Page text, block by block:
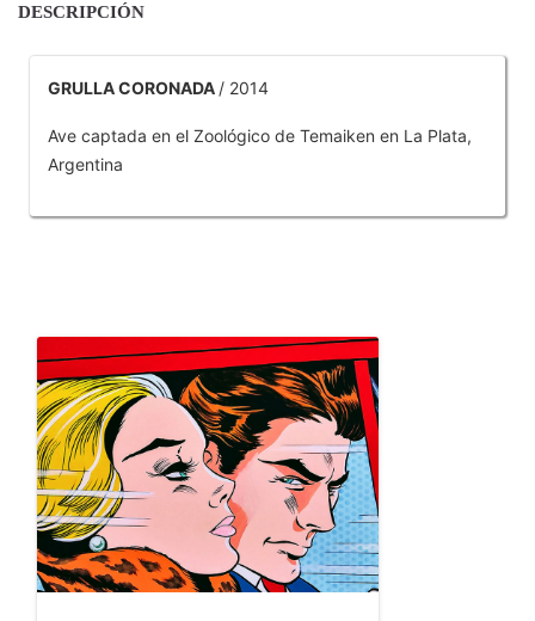
DESCRIPCIÓN
GRULLA CORONADA / 2014
Ave captada en el Zoológico de Temaiken en La Plata,
Argentina